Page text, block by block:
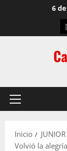
6
Inicio
JUNIOR
Volvió la